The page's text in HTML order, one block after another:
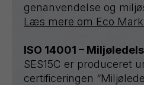
genanvendelse og
Læs mere om Eco
ISO 14001 –
SES15C er produceret
certificeringen